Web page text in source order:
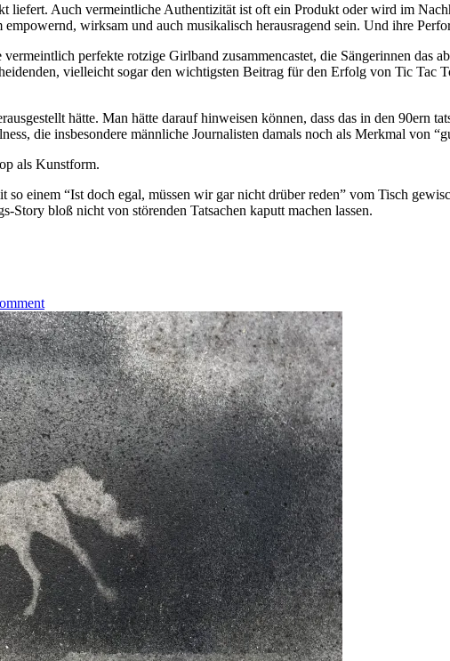
liefert. Auch vermeintliche Authentizität ist oft ein Produkt oder wird im
wirksam und auch musikalisch herausragend sein. Und ihre
perfekte rotzige Girlband zusammencastet, die Sängerinnen das
vielleicht sogar den wichtigsten Beitrag für den Erfolg von Tic Tac
hätte. Man hätte darauf hinweisen können, dass das in den 90ern
die insbesondere männliche Journalisten damals noch als Merkmal von
als Kunstform.
einem “Ist doch egal, müssen wir gar nicht drüber reden” vom Tisch
Story bloß nicht von störenden Tatsachen kaputt machen lassen.
on
Zwischenruf
zu
“Reclaim:
Tic
Tac
Toe”:
Reclaim
Pop